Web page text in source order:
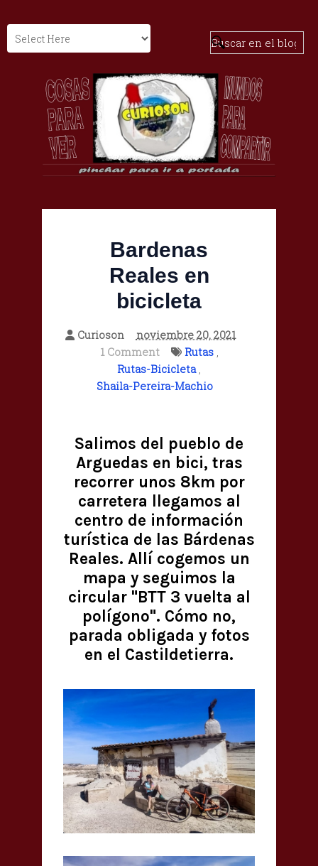
Bardenas
Reales en
bicicleta
Curioson
noviembre 20, 2021
1 Comment
Rutas,
Rutas-Bicicleta,
Shaila-Pereira-Machio
Salimos del pueblo de
Arguedas en bici, tras
recorrer unos 8km por
carretera llegamos al
centro de información
turística de las Bárdenas
Reales. Allí cogemos un
mapa y seguimos la
circular "BTT 3 vuelta al
polígono". Cómo no,
parada obligada y fotos
en el Castildetierra.